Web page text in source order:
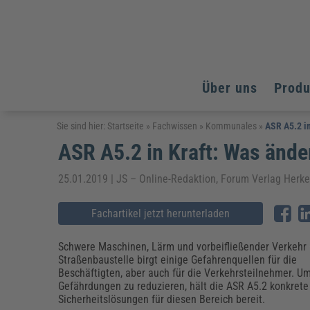
Über uns
Arbeitsschutz
Fachpublikationen & Arbeitshilfen
Arbeitssicherheit & Gesundheitsschutz
Brandschutz
Assistenz & Office-Management
Baurecht & Architektenrecht
Energieoptimiertes & klimaneutrales Bauen
Fachpublikationen & Arbeitshilfen
Kinderschutz, Jugendhilfe & Inklusion
Datenschutz & IT-Recht
Datenschutz & IT-Sicherheit
Elektrosicherheit
Elektrosicherheit & Elektrotechnik
Energie und Umwelt
Fachpublikationen & Arbeitshilfen
Weiterbildungen (AKADEMIE HERKERT)
Arbeitsschutz
Bildung und Erziehung
Energie und Umwelt
Kommunales
Reisekosten und Finanzen
Arbeitsschutz
Bildung und Erziehung
Energie und Umwelt
Kommunales
Reisekosten und Finanzen
Sie sind hier: Startseite » Fachwissen » Kommunales »ASR A5.2
ASR A5.2 in Kraft: Was
25.01.2019 | JS – Online-Redaktion, Forum Verlag
Fachartikel jetzt herunterladen
Schwere Maschinen, Lärm und vorbeifließender Verkehr
Straßenbaustelle birgt einige Gefahrenquellen für die
Beschäftigten, aber auch für die Verkehrsteilnehmer.
Gefährdungen zu reduzieren, hält die ASR A5.2 konkrete
Sicherheitslösungen für diesen Bereich bereit.